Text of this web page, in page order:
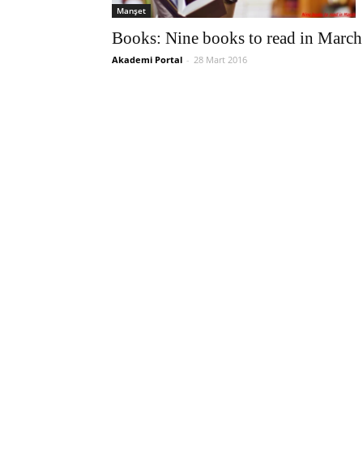
Manşet
Books: Nine books to read in March
Akademi Portal - 28 Mart 2016